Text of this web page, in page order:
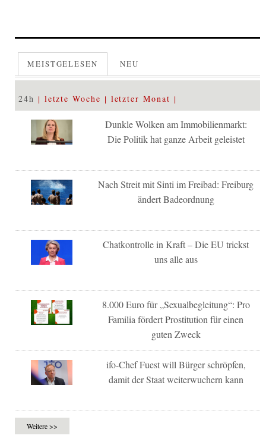
MEISTGELESEN NEU
24h letzte Woche letzter Monat
Dunkle Wolken am Immobilienmarkt:
Die Politik hat ganze Arbeit geleistet
Nach Streit mit Sinti im Freibad: Freiburg
ändert Badeordnung
Chatkontrolle in Kraft – Die EU trickst
uns alle aus
8.000 Euro für „Sexualbegleitung“: Pro
Familia fördert Prostitution für einen
guten Zweck
ifo-Chef Fuest will Bürger schröpfen,
damit der Staat weiterwuchern kann
Weitere >>